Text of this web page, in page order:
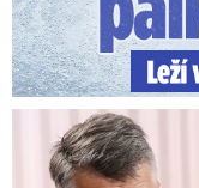
V trezoru měl 80